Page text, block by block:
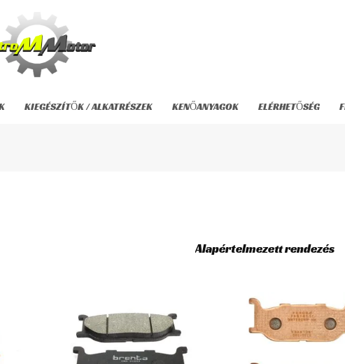
KIEGÉSZÍTŐK / ALKATRÉSZEK KENŐANYAGOK ELÉRHETŐSÉG